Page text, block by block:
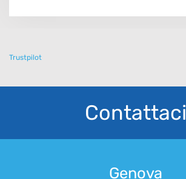
Trustpilot
Contattaci
Genova